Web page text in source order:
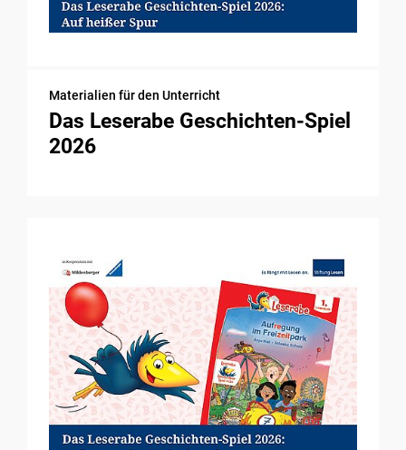
Materialien für den Unterricht
Das Leserabe Geschichten-Spiel
2026